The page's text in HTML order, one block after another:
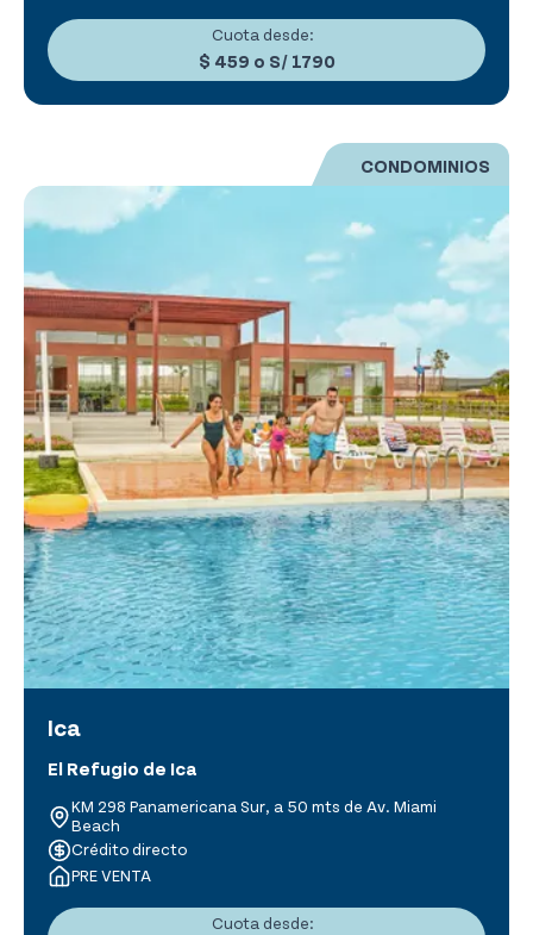
Cuota desde:
$ 459 o S/ 1790
CONDOMINIOS
Ica
El Refugio de Ica
KM 298 Panamericana Sur, a 50 mts de Av. Miami
Beach
Crédito directo
PRE VENTA
Cuota desde: